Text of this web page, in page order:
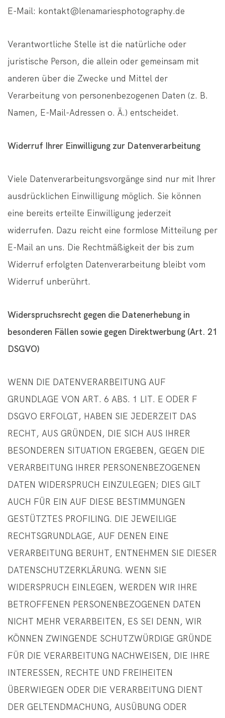
E-Mail: kontakt@lenamariesphotography.de
Verantwortliche Stelle ist die natürliche oder
juristische Person, die allein oder gemeinsam mit
anderen über die Zwecke und Mittel der
Verarbeitung von personenbezogenen Daten (z. B.
Namen, E-Mail-Adressen o. Ä.) entscheidet.
Widerruf Ihrer Einwilligung zur Datenverarbeitung
Viele Datenverarbeitungsvorgänge sind nur mit Ihrer
ausdrücklichen Einwilligung möglich. Sie können
eine bereits erteilte Einwilligung jederzeit
widerrufen. Dazu reicht eine formlose Mitteilung per
E-Mail an uns. Die Rechtmäßigkeit der bis zum
Widerruf erfolgten Datenverarbeitung bleibt vom
Widerruf unberührt.
Widerspruchsrecht gegen die Datenerhebung in
besonderen Fällen sowie gegen Direktwerbung (Art. 21
DSGVO)
WENN DIE DATENVERARBEITUNG AUF
GRUNDLAGE VON ART. 6 ABS. 1 LIT. E ODER F
DSGVO ERFOLGT, HABEN SIE JEDERZEIT DAS
RECHT, AUS GRÜNDEN, DIE SICH AUS IHRER
BESONDEREN SITUATION ERGEBEN, GEGEN DIE
VERARBEITUNG IHRER PERSONENBEZOGENEN
DATEN WIDERSPRUCH EINZULEGEN; DIES GILT
AUCH FÜR EIN AUF DIESE BESTIMMUNGEN
GESTÜTZTES PROFILING. DIE JEWEILIGE
RECHTSGRUNDLAGE, AUF DENEN EINE
VERARBEITUNG BERUHT, ENTNEHMEN SIE DIESER
DATENSCHUTZERKLÄRUNG. WENN SIE
WIDERSPRUCH EINLEGEN, WERDEN WIR IHRE
BETROFFENEN PERSONENBEZOGENEN DATEN
NICHT MEHR VERARBEITEN, ES SEI DENN, WIR
KÖNNEN ZWINGENDE SCHUTZWÜRDIGE GRÜNDE
FÜR DIE VERARBEITUNG NACHWEISEN, DIE IHRE
INTERESSEN, RECHTE UND FREIHEITEN
ÜBERWIEGEN ODER DIE VERARBEITUNG DIENT
DER GELTENDMACHUNG, AUSÜBUNG ODER